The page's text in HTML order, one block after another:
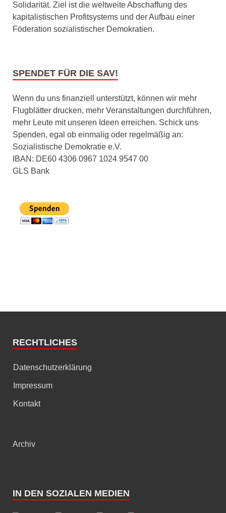
Solidarität. Ziel ist die weltweite Abschaffung des
kapitalistischen Profitsystems und der Aufbau einer
Föderation sozialistischer Demokratien.
SPENDET FÜR DIE SAV!
Wenn du uns finanziell unterstützt, können wir mehr
Flugblätter drucken, mehr Veranstaltungen durchführen,
mehr Leute mit unseren Ideen erreichen. Schick uns
Spenden, egal ob einmalig oder regelmäßig an:
Sozialistische Demokratie e.V.
IBAN: DE60 4306 0967 1024 9547 00
GLS Bank
RECHTLICHES
Datenschutzerklärung
Impressum
Kontakt
Archiv
IN DEN SOZIALEN MEDIEN